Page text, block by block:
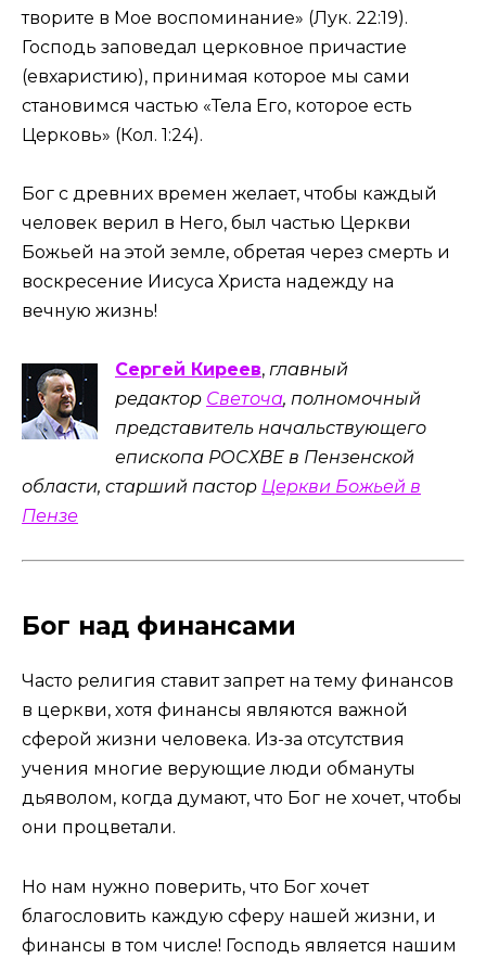
творите в Мое воспоминание» (Лук. 22:19).
Господь заповедал церковное причастие
(евхаристию), принимая которое мы сами
становимся частью «Тела Его, которое есть
Церковь» (Кол. 1:24).
Бог с древних времен желает, чтобы каждый
человек верил в Него, был частью Церкви
Божьей на этой земле, обретая через смерть и
воскресение Иисуса Христа надежду на
вечную жизнь!
Сергей Киреев, главный
редактор Светоча, полномочный
представитель начальствующего
епископа РОСХВЕ в Пензенской
области, старший пастор Церкви Божьей в
Пензе
Бог над финансами
Часто религия ставит запрет на тему финансов
в церкви, хотя финансы являются важной
сферой жизни человека. Из-за отсутствия
учения многие верующие люди обмануты
дьяволом, когда думают, что Бог не хочет, чтобы
они процветали.
Но нам нужно поверить, что Бог хочет
благословить каждую сферу нашей жизни, и
финансы в том числе! Господь является нашим